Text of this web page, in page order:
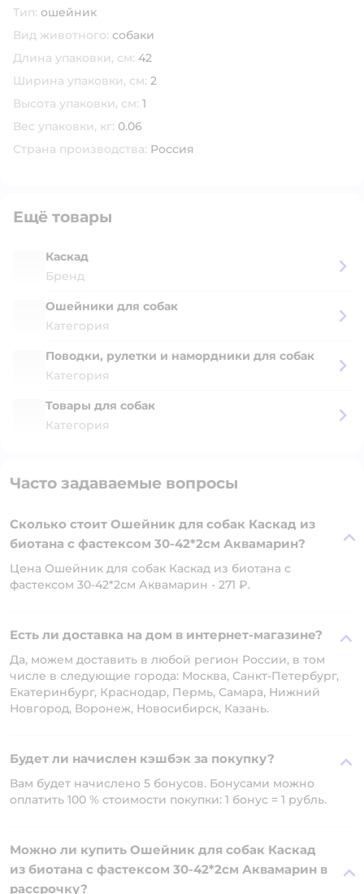
Тип: ошейник
Вид животного: собаки
Длина упаковки, см: 42
Ширина упаковки, см: 2
Высота упаковки, см: 1
Вес упаковки, кг: 0.06
Страна производства: Россия
Ещё товары
Каскад
Бренд
Ошейники для собак
Категория
Поводки, рулетки и намордники для собак
Категория
Товары для собак
Категория
Часто задаваемые вопросы
Сколько стоит Ошейник для собак Каскад из
биотана с фастексом 30-42*2см Аквамарин?
Цена Ошейник для собак Каскад из биотана с
фастексом 30-42*2см Аквамарин - 271 ₽.
Есть ли доставка на дом в интернет-магазине?
Да, можем доставить в любой регион России, в том
числе в следующие города: Москва, Санкт-Петербург,
Екатеринбург, Краснодар, Пермь, Самара, Нижний
Новгород, Воронеж, Новосибирск, Казань.
Будет ли начислен кэшбэк за покупку?
Вам будет начислено 5 бонусов. Бонусами можно
оплатить 100 % стоимости покупки: 1 бонус = 1 рубль.
Можно ли купить Ошейник для собак Каскад
из биотана с фастексом 30-42*2см Аквамарин в
рассрочку?